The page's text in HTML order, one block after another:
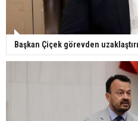
Başkan Çiçek görevden